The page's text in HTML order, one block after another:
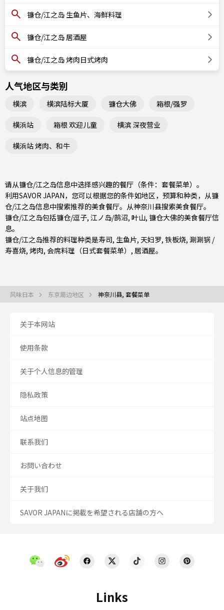
镰仓/江之岛 生鱼片、海鲜料理
镰仓/江之岛 居酒屋
镰仓/江之岛 烤肉日式烤肉
人气地区与类别
横滨 横滨陆标大厦 镰仓大佛 箱根/强罗
横浜站 箱根 欢迎儿童 横滨 深夜营业
横浜站 烤肉、和牛
请从镰仓/江之岛信息中选择感兴趣的餐厅（条件：套餐菜单）。
利用SAVOR JAPAN，您可以根据您的条件如地区，预算和种类，从镰
仓/江之岛信息中搜索推荐的美食餐厅。从神奈川县搜索美食餐厅。
镰仓/江之岛包括镰仓/逗子, 江ノ岛/鹄沼, 叶山, 镰仓大佛的美食餐厅信
息。
镰仓/江之岛推荐的料理种类是寿司, 生鱼片, 天妇罗, 铁板烧, 涮涮锅 /
寿喜烧, 烤肉, 会席料理（日式套餐菜单） , 居酒屋。
风味日本 东京周边地区 神奈川县, 套餐菜单
Links
关于本网站
使用条款
关于个人信息的管理
隐私政策
站点地图
联系我们
お問い合わせ
关于我们
SAVOR JAPANに掲載を希望される店舗の方へ